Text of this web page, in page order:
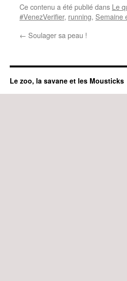
Ce contenu a été publié dans Le
#VenezVerifier, running, Semaine
← Soulager sa peau !
Le zoo, la savane et les Mousticks